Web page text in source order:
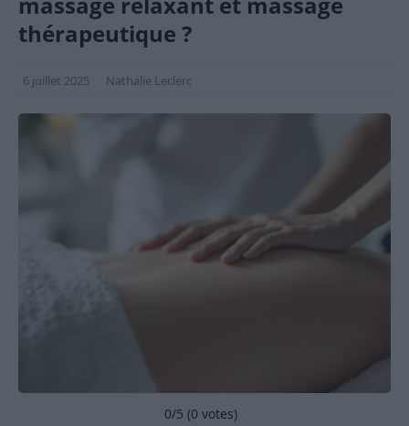
thérapeutique ?
6 juillet 2025 Nathalie Leclerc
0/5 (0 votes)